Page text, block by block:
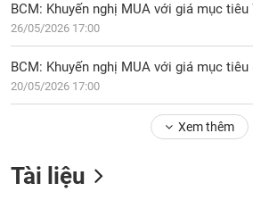
BCM: Khuyến nghị MUA với giá mục
26/05/2026 17:00
BCM: Khuyến nghị MUA với giá mục
20/05/2026 17:00
Xem thêm
Tài liệu